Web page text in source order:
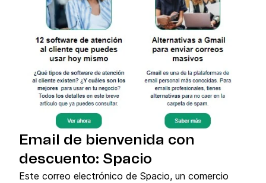
Email de bienvenida con
descuento: Spacio
Este correo electrónico de Spacio, un comercio